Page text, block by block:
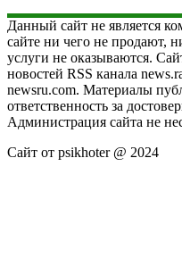
Данный сайт не является
сайте ни чего не продают,
услуги не оказываются.
новостей RSS канала
newsru.com. Материалы
ответственность за
Администрация сайта не
Сайт от psikhoter @ 2024